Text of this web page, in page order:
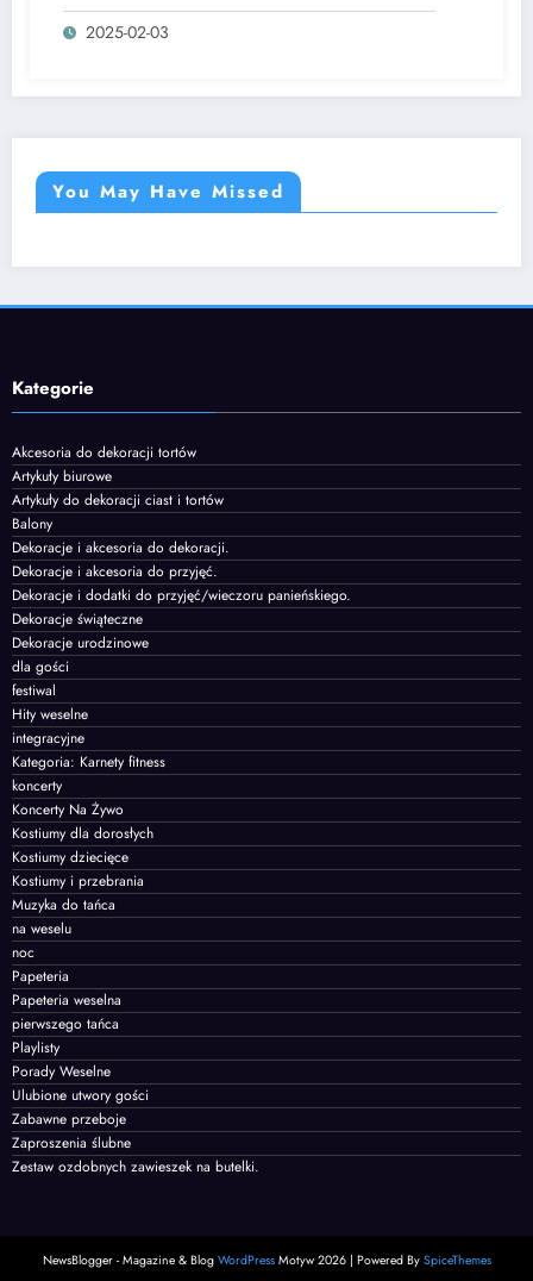
2025-02-03
You May Have Missed
Kategorie
Akcesoria do dekoracji tortów
Artykuły biurowe
Artykuły do dekoracji ciast i tortów
Balony
Dekoracje i akcesoria do dekoracji.
Dekoracje i akcesoria do przyjęć.
Dekoracje i dodatki do przyjęć/wieczoru panieńskiego.
Dekoracje świąteczne
Dekoracje urodzinowe
dla gości
festiwal
Hity weselne
integracyjne
Kategoria: Karnety fitness
koncerty
Koncerty Na Żywo
Kostiumy dla dorosłych
Kostiumy dziecięce
Kostiumy i przebrania
Muzyka do tańca
na weselu
noc
Papeteria
Papeteria weselna
pierwszego tańca
Playlisty
Porady Weselne
Ulubione utwory gości
Zabawne przeboje
Zaproszenia ślubne
Zestaw ozdobnych zawieszek na butelki.
NewsBlogger - Magazine & Blog WordPressMotyw 2026 | Powered By SpiceThemes